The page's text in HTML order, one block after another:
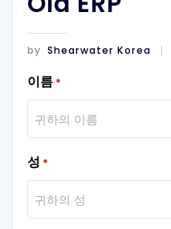
by Shearwater Korea
이름 *
성 *